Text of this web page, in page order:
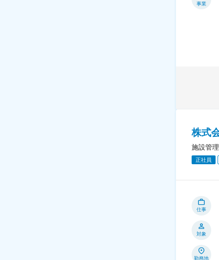
事業
株式
施設管
正社員
仕事
対象
勤務地